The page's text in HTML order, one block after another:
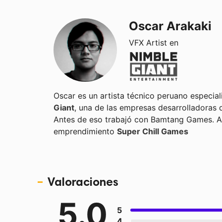
Oscar Arakaki
VFX Artist en
Oscar es un artista técnico peruano
Giant, una de las empresas
Antes de eso trabajó con Bamtang Games.
emprendimiento Super Chill Games
Valoraciones
5.0
5